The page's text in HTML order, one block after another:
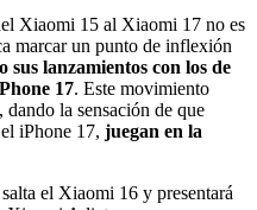
Xiaomi 15 al Xiaomi 17 no es
marcar un punto de inflexión
sus lanzamientos con los de
17. Este movimiento
la sensación de que
iPhone 17, juegan en la